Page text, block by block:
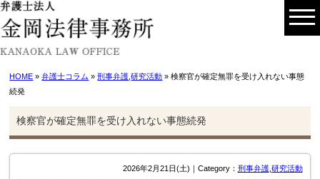
HOME »弁護士コラム »刑事弁護 ,研究活動 » 検察官が確定無罪を受け入れない事態
続発
検察官が確定無罪を受け入れない事態続発
2026年2月21日(土)｜Category： 刑事弁護, 研究活動